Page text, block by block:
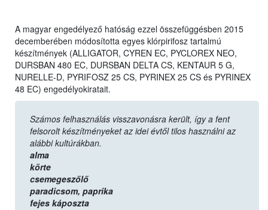
A magyar engedélyező hatóság ezzel összefüggésben 2015
decemberében módosította egyes klórpirifosz tartalmú
készítmények (ALLIGATOR, CYREN EC, PYCLOREX NEO,
DURSBAN 480 EC, DURSBAN DELTA CS, KENTAUR 5 G,
NURELLE-D, PYRIFOSZ 25 CS, PYRINEX 25 CS és PYRINEX
48 EC) engedélyokiratait.
Számos felhasználás visszavonásra került, így a fent
felsorolt készítményeket az idei évtől tilos használni az
alábbi kultúrákban.
alma
körte
csemegeszőlő
paradicsom, paprika
fejes káposzta